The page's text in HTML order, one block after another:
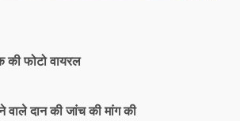
की फोटो वायरल
दान की जांच की मांग की